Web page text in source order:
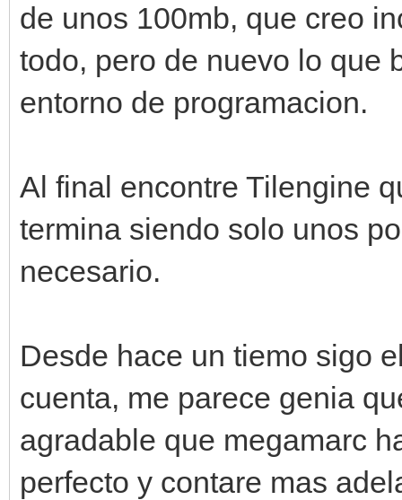
de unos 100mb, que creo
todo, pero de nuevo lo que
entorno de programacion.
Al final encontre Tilengine
termina siendo solo unos
necesario.
Desde hace un tiemo sigo
cuenta, me parece genia
agradable que megamarc
perfecto y contare mas